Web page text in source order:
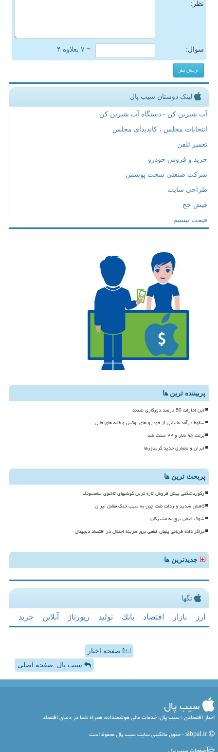
نظر:
سوال: = ۷ بعلاوه ۴
لینک دوستان سیب پال
آب شیرین کن - دستگاه آب شیرین کن
انتخابات مجلس ، کاندیدای مجلس
تعمیر تلفن
خرید و فروش خودرو
شرکت صنعتی سخت پوشش
طراحی سایت
فیش حج
قیمت بیسیم
پربیننده ترین ها
این ادارات 50 درصد دورکاری شدند
سقوط درآمد مالیاتی از خودرو های لوکس و خانه های خالی
برنت ۹۵ دلار و ۴۴ سنت شد
ایران و معماری جدید کریدورها
پربحث ترین ها
رکوردشکنی پیش فروش تازه ترین گوشیهای تاشوی سامسونگ
کاهش شدید واردات نفت چین به سبب جنگ مقابل ایران
شوک قبض برق به مشترکان
مراکز داده قربانی پنهان قطعی برق هزینه اختلال در اقتصاد دیجیتال
جدیدترین ها
تگها
ارز بازار اقتصاد بانك تولید رپورتاژ آنلاین خرید
صفحه اخبار
سیب پال: صفحه اصلی
سیب پال
اخبار اقتصادی ؛ سیب پال، خدمات مالی هوشمندانه، همراه شما در دنیای اقتصاد